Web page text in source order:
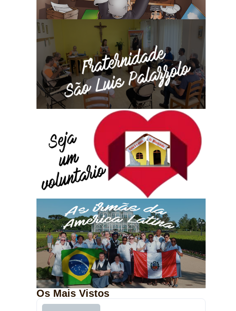
Os Mais Vistos